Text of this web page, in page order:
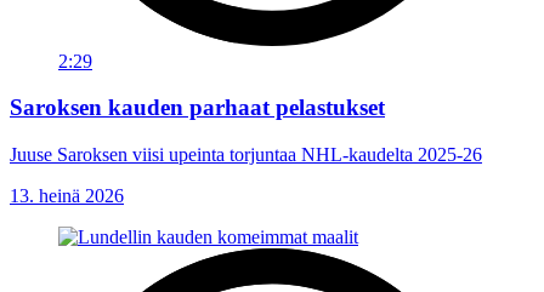
2:29
Saroksen kauden parhaat pelastukset
Juuse Saroksen viisi upeinta torjuntaa NHL-kaudelta 2025-26
13. heinä 2026